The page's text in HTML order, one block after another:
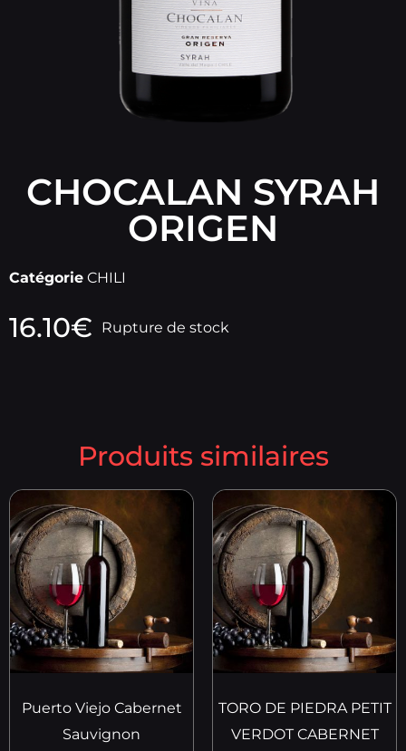
CHOCALAN SYRAH
ORIGEN
Catégorie CHILI
16.10€ Rupture de stock
Produits similaires
Puerto Viejo Cabernet
Sauvignon
TORO DE PIEDRA PETIT
VERDOT CABERNET